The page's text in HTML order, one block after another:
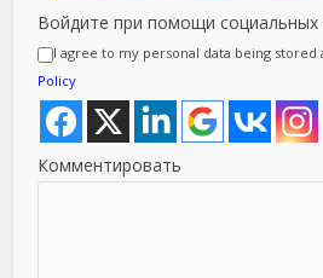
Войдите при помощи социальных
I agree to my personal data being stored
Policy
Комментировать